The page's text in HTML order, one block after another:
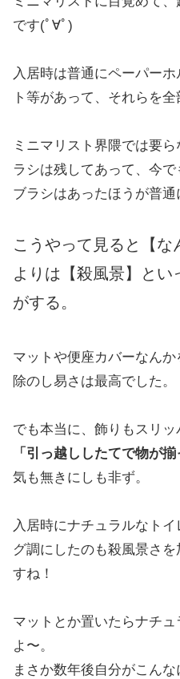
です(ﾟ∀ﾟ)
入居時は普通にペーパー
ト等があって、それらを全
ミニマリスト界隈では要
ラシは残してあって、今で
ブラシはあったほうが普通
こうやって見ると【な
よりは【殺風景】と
がする。
マットや便座カバーなん
除のし易さは最高でした。
でも本当に、飾りもスリ
「引っ越ししたてで物が揃
気も無きにしも非ず。
入居時にナチュラルなト
グ調にしたのも殺風景さ
すね！
マットとか置いたらナチ
よ〜。
まさか数年後自分がこん